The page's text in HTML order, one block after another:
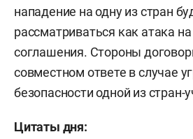
нападение на одну из стран
рассматриваться как атака
соглашения. Стороны
совместном ответе в случае
безопасности одной из стран-
Цитаты дня: